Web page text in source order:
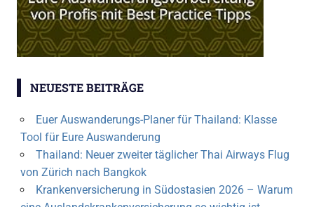
NEUESTE BEITRÄGE
Euer Auswanderungs-Planer für Thailand: Klasse
Tool für Eure Auswanderung
Thailand: Neuer zweiter täglicher Thai Airways Flug
von Zürich nach Bangkok
Krankenversicherung in Südostasien 2026 – Warum